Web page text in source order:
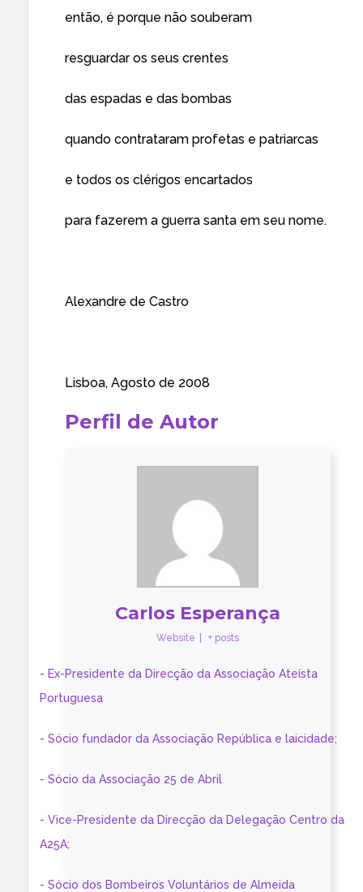
então, é porque não souberam
resguardar os seus crentes
das espadas e das bombas
quando contrataram profetas e patriarcas
e todos os clérigos encartados
para fazerem a guerra santa em seu nome.
Alexandre de Castro
Lisboa, Agosto de 2008
Perfil de Autor
Carlos Esperança
Website + posts
- Ex-Presidente da Direcção da Associação Ateísta
Portuguesa
- Sócio fundador da Associação República e laicidade;
- Sócio da Associação 25 de Abril
- Vice-Presidente da Direcção da Delegação Centro da
A25A;
- Sócio dos Bombeiros Voluntários de Almeida